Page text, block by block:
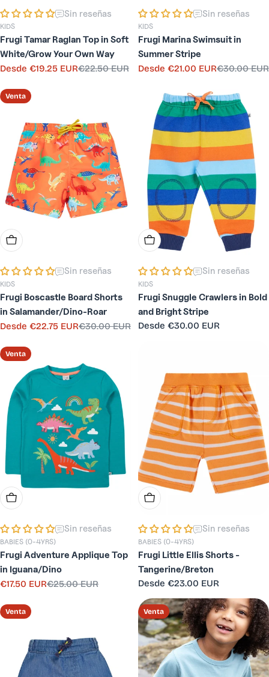
Sin reseñas
KIDS
Frugi Tamar Raglan Top in Soft
White/Grow Your Own Way
Precio
venta
Desde €19.25 EUR
Precio
€22.50 EUR
Sin reseñas
KIDS
Frugi Marina Swimsuit in
Summer Stripe
Precio
Desde €21.00 EUR
Precio
€30.00 EUR
Venta
Elige Opciones
Sin reseñas
KIDS
Frugi Boscastle Board Shorts
in Salamander/Dino-Roar
Precio
venta
Desde €22.75 EUR
Precio
€30.00 EUR
Elige Opciones
Sin reseñas
KIDS
Frugi Snuggle Crawlers in Bold
and Bright Stripe
Precio
Desde €30.00 EUR
Venta
Elige Opciones
Sin reseñas
BABIES (0-4YRS)
Frugi Adventure Applique Top
in Iguana/Dino
Precio
venta
€17.50 EUR
Precio
€25.00 EUR
Elige Opciones
Sin reseñas
BABIES (0-4YRS)
Frugi Little Ellis Shorts -
Tangerine/Breton
Precio
habitual
Desde €23.00 EUR
Venta Venta